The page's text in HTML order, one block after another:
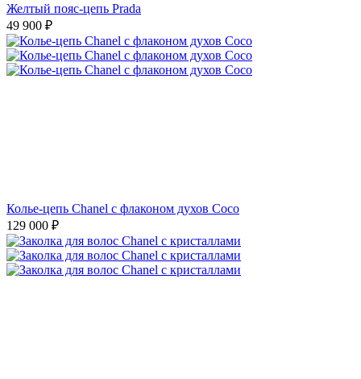
Желтый пояс-цепь Prada
49 900 ₽
Колье-цепь Chanel с флаконом духов Coco
129 000 ₽